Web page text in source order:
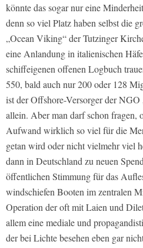
könnte das sogar nur eine
denn so viel Platz haben selbst die
„Ocean Viking“ der Tutzinger
eine Anlandung in italienischen
schiffeigenen offenen Logbuch
550, bald auch nur 200 oder 128
ist der Offshore-Versorger der
allein. Aber man darf schon fragen,
Aufwand wirklich so viel für die
getan wird oder nicht vielmehr viel
dann in Deutschland zu neuen
öffentlichen Stimmung für das
windschiefen Booten im zentralen
Operation der oft mit Laien und
allem eine mediale und
der bei Lichte besehen eben gar